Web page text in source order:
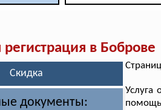
в Боброве
Скидка
документы:
Услуга